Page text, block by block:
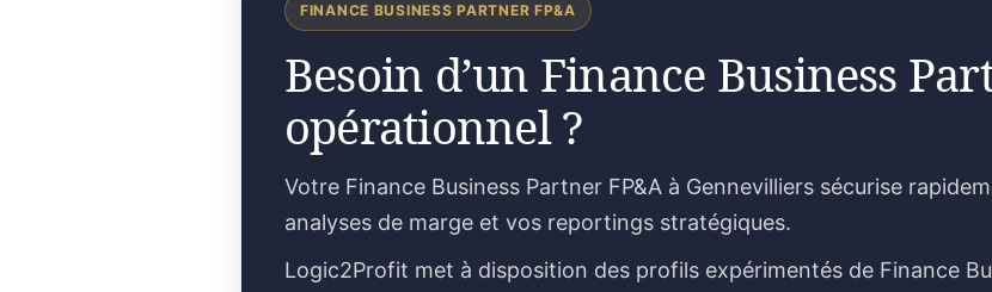
FINANCE BUSINESS PARTNER FP&A
Besoin d’un Finance Business
opérationnel ?
Votre Finance Business Partner FP&A à Gennevilliers sécurise
analyses de marge et vos reportings stratégiques.
Logic2Profit met à disposition des profils expérimentés de Finance